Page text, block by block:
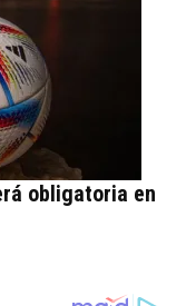
obligatoria en